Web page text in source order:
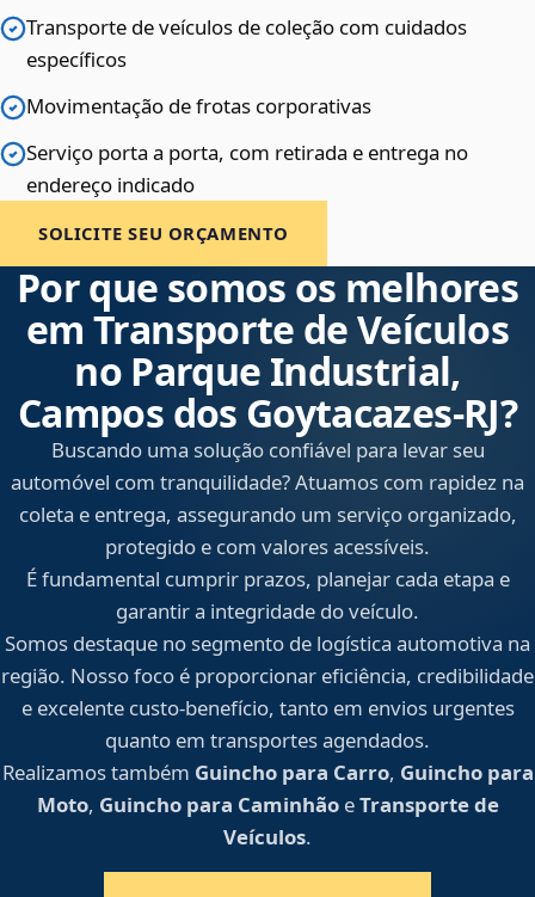
Transporte de veículos de coleção com cuidados
específicos
Movimentação de frotas corporativas
Serviço porta a porta, com retirada e entrega no
endereço indicado
SOLICITE SEU ORÇAMENTO
Por que somos os melhores
em Transporte de Veículos
no Parque Industrial,
Campos dos Goytacazes‑RJ?
Buscando uma solução confiável para levar seu
automóvel com tranquilidade? Atuamos com rapidez na
coleta e entrega, assegurando um serviço organizado,
protegido e com valores acessíveis.
É fundamental cumprir prazos, planejar cada etapa e
garantir a integridade do veículo.
Somos destaque no segmento de logística automotiva na
região. Nosso foco é proporcionar eficiência, credibilidade
e excelente custo-benefício, tanto em envios urgentes
quanto em transportes agendados.
Realizamos também Guincho para Carro, Guincho para
Moto, Guincho para CaminhãoeTransporte de
Veículos.